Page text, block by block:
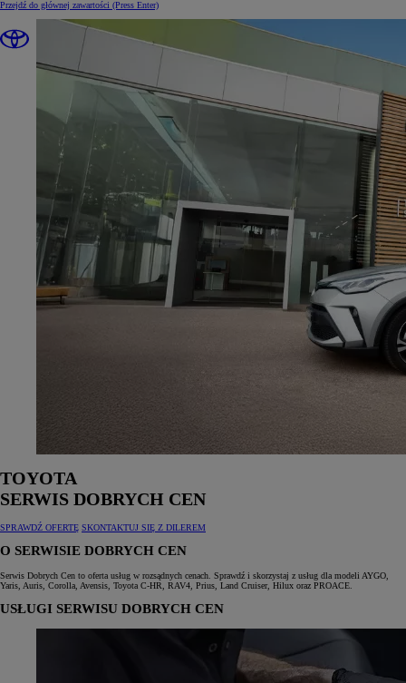
Przejdź do głównej zawartości (Press Enter)
TOYOTA
SERWIS DOBRYCH CEN
SPRAWDŹ OFERTĘ SKONTAKTUJ SIĘ Z DILEREM
O SERWISIE DOBRYCH CEN
Serwis Dobrych Cen to oferta usług w rozsądnych cenach. Sprawdź i skorzystaj z usług dla modeli AYGO,
Yaris, Auris, Corolla, Avensis, Toyota C‑HR, RAV4, Prius, Land Cruiser, Hilux oraz PROACE.
USŁUGI SERWISU DOBRYCH CEN